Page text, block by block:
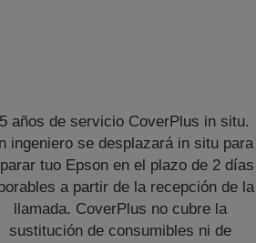
años de servicio CoverPlus in situ.
ingeniero se desplazará in situ para
tuo Epson en el plazo de 2 días
a partir de la recepción de la
llamada. CoverPlus no cubre la
sustitución de consumibles ni de